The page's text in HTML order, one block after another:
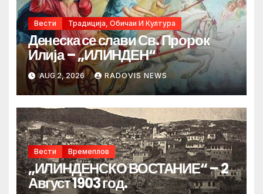
Вести Традиција, Обичаи И Култура
Денеска се слави Св. Пророк
Илија – „ИЛИНДЕН“
AUG 2, 2026 RADOVIS NEWS
Вести Времеплов
„ИЛИНДЕНСКО ВОСТАНИЕ“ – 2
Август 1903 год.